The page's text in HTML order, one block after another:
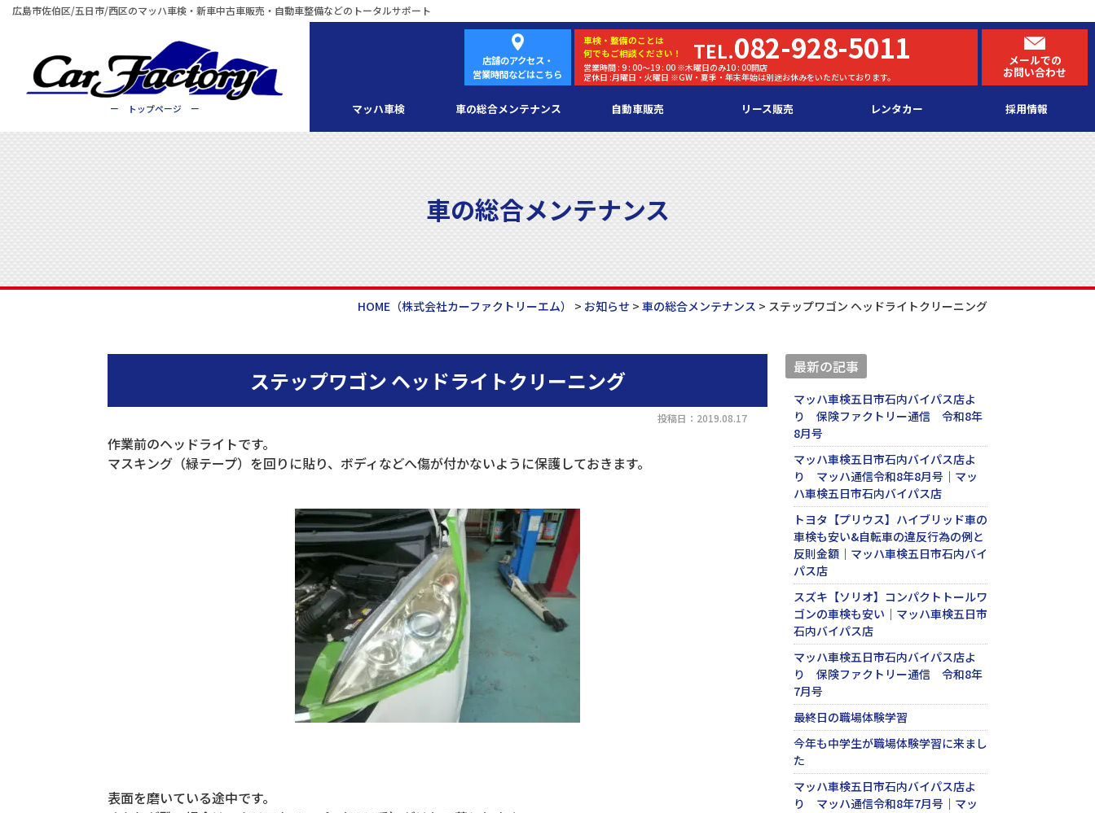
広島市佐伯区/五日市/西区のマッハ車検・新車中古車販売・自動車整備などのトータルサポート
ー トップページ ー
車検・ 整備のことは
何でもご相談ください！
TEL.082-928-5011
営業時間 : 9 : 00～19 : 00 ※木曜日のみ10 : 00開店
定休日 :月曜日・火曜日 ※GW・夏季・年末年始は別途お休みをいただいております。
店舗のアクセス・
営業時間などはこちら
メールでの
お問い合わせ
マッハ車検 車の総合メンテナンス 自動車販売 リース販売 レンタカー 採用情報
車の総合メンテナンス
HOME （株式会社カーファクトリーエム） > お知らせ > 車の総合メンテナンス > ステップワゴン ヘッドライトクリーニング
ステップワゴン ヘッドライトクリーニング
投稿日：2019.08.17
作業前のヘッドライトです。
マスキング（緑テープ）を回りに貼り、ボディなどへ傷が付かないように保護しておきます。
表面を磨いている途中です。
最新の記事
マッハ車検五日市石内バイパス店よ
り 保険ファクトリー通信 令和8年
8月号
マッハ車検五日市石内バイパス店よ
り マッハ通信令和8年8月号｜マッ
ハ車検五日市石内バイパス店
トヨタ【プリウス】ハイブリッド車の
車検も安い&自転車の違反行為の例と
反則金額｜マッハ車検五日市石内バイ
パス店
スズキ【ソリオ】コンパクトトールワ
ゴンの車検も安い｜マッハ車検五日市
石内バイパス店
マッハ車検五日市石内バイパス店よ
り 保険ファクトリー通信 令和8年
7月号
最終日の職場体験学習
今年も中学生が職場体験学習に来まし
た
マッハ車検五日市石内バイパス店よ
り マッハ通信令和8年7月号｜マッ